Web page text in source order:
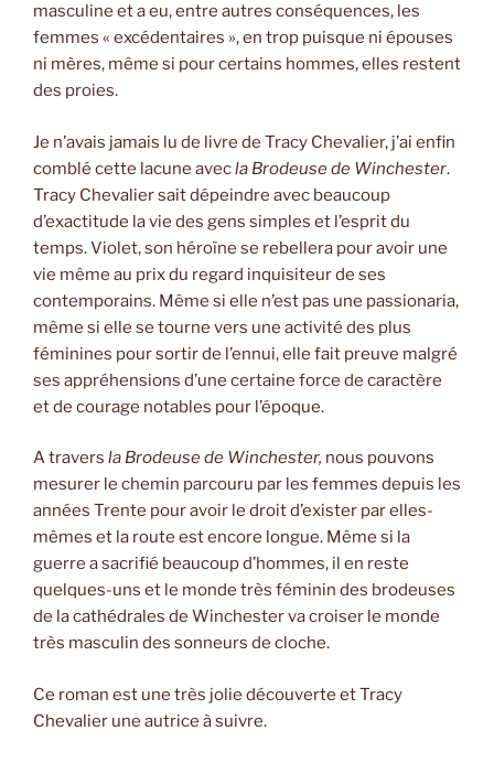
masculine et a eu, entre autres conséquences, les
femmes « excédentaires », en trop puisque ni épouses
ni mères, même si pour certains hommes, elles restent
des proies.
Je n’avais jamais lu de livre de Tracy Chevalier, j’ai enfin
comblé cette lacune avecla Brodeuse de Winchester.
Tracy Chevalier sait dépeindre avec beaucoup
d’exactitude la vie des gens simples et l’esprit du
temps. Violet, son héroïne se rebellera pour avoir une
vie même au prix du regard inquisiteur de ses
contemporains. Même si elle n’est pas une passionaria,
même si elle se tourne vers une activité des plus
féminines pour sortir de l’ennui, elle fait preuve malgré
ses appréhensions d’une certaine force de caractère
et de courage notables pour l’époque.
A travers la Brodeuse de Winchester, nous pouvons
mesurer le chemin parcouru par les femmes depuis les
années Trente pour avoir le droit d’exister par elles-
mêmes et la route est encore longue. Même si la
guerre a sacrifié beaucoup d’hommes, il en reste
quelques-uns et le monde très féminin des brodeuses
de la cathédrales de Winchester va croiser le monde
très masculin des sonneurs de cloche.
Ce roman est une très jolie découverte et Tracy
Chevalier une autrice à suivre.